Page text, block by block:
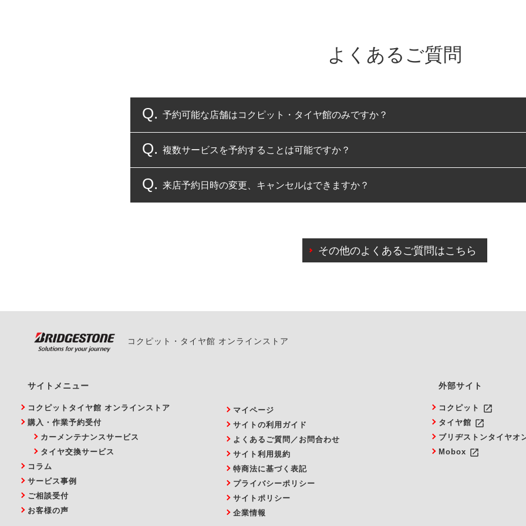
よくあるご質問
予約可能な店舗はコクピット・タイヤ館のみですか？
コクピット・タイヤ館のみとなります。
複数サービスを予約することは可能ですか？
複数サービスのご予約は可能です。
来店予約日時の変更、キャンセルはできますか？
また、やむを得ない事由によりご予約のキャンセルをご希望の際は、直接ご予約いた
その他のよくあるご質問はこちら
コクピット・タイヤ館 オンラインストア
サイトメニュー
コクピットタイヤ館 オンラインストア
購入・作業予約受付
カーメンテナンスサービス
タイヤ交換サービス
コラム
サービス事例
ご相談受付
お客様の声
マイページ
サイトの利用ガイド
よくあるご質問／お問合わせ
サイト利用規約
特商法に基づく表記
プライバシーポリシー
サイトポリシー
企業情報
外部サイト
コクピット launch
タイヤ館 launch
ブリヂストンタイヤオ
Mobox launch